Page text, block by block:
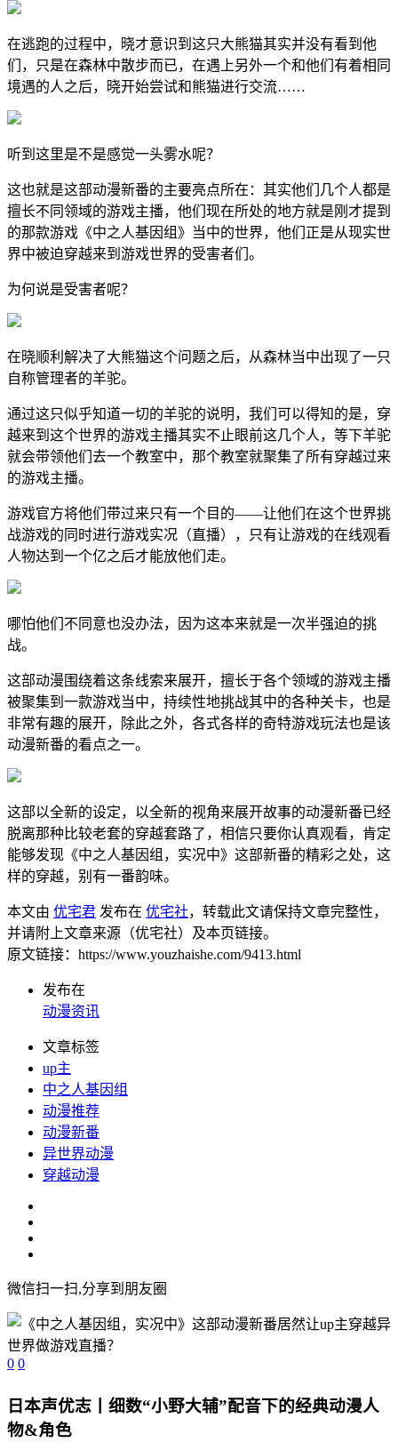
在逃跑的过程中，晓才意识到这只大熊猫其实并没有看到他
们，只是在森林中散步而已，在遇上另外一个和他们有着相同
境遇的人之后，晓开始尝试和熊猫进行交流……
听到这里是不是感觉一头雾水呢？
这也就是这部动漫新番的主要亮点所在：其实他们几个人都是
擅长不同领域的游戏主播，他们现在所处的地方就是刚才提到
的那款游戏《中之人基因组》当中的世界，他们正是从现实世
界中被迫穿越来到游戏世界的受害者们。
为何说是受害者呢？
在晓顺利解决了大熊猫这个问题之后，从森林当中出现了一只
自称管理者的羊驼。
通过这只似乎知道一切的羊驼的说明，我们可以得知的是，穿
越来到这个世界的游戏主播其实不止眼前这几个人，等下羊驼
就会带领他们去一个教室中，那个教室就聚集了所有穿越过来
的游戏主播。
游戏官方将他们带过来只有一个目的——让他们在这个世界挑
战游戏的同时进行游戏实况（直播），只有让游戏的在线观看
人物达到一个亿之后才能放他们走。
哪怕他们不同意也没办法，因为这本来就是一次半强迫的挑
战。
这部动漫围绕着这条线索来展开，擅长于各个领域的游戏主播
被聚集到一款游戏当中，持续性地挑战其中的各种关卡，也是
非常有趣的展开，除此之外，各式各样的奇特游戏玩法也是该
动漫新番的看点之一。
这部以全新的设定，以全新的视角来展开故事的动漫新番已经
脱离那种比较老套的穿越套路了，相信只要你认真观看，肯定
能够发现《中之人基因组，实况中》这部新番的精彩之处，这
样的穿越，别有一番韵味。
本文由 优宅君 发布在 优宅社，转载此文请保持文章完整性，
并请附上文章来源（优宅社）及本页链接。
原文链接：https://www.youzhaishe.com/9413.html
发布在
动漫资讯
文章标签
up主
中之人基因组
动漫推荐
动漫新番
异世界动漫
穿越动漫
微信扫一扫,分享到朋友圈
0 0
日本声优志丨细数“小野大辅”配音下的经典动漫人
物&角色